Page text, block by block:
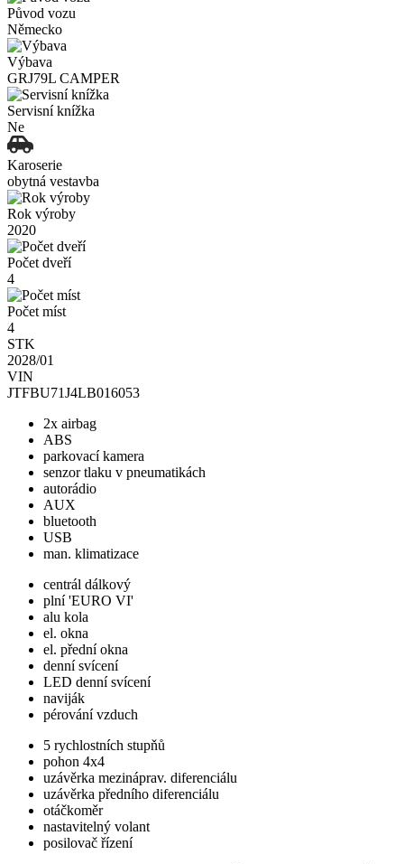
Původ vozu
Německo
Výbava
GRJ79L CAMPER
Servisní knížka
Ne
Karoserie
obytná vestavba
Rok výroby
2020
Počet dveří
4
Počet míst
4
STK
2028/01
VIN
JTFBU71J4LB016053
2x airbag
ABS
parkovací kamera
senzor tlaku v pneumatikách
autorádio
AUX
bluetooth
USB
man. klimatizace
centrál dálkový
plní 'EURO VI'
alu kola
el. okna
el. přední okna
denní svícení
LED denní svícení
naviják
pérování vzduch
5 rychlostních stupňů
pohon 4x4
uzávěrka mezináprav. diferenciálu
uzávěrka předního diferenciálu
otáčkoměr
nastavitelný volant
posilovač řízení